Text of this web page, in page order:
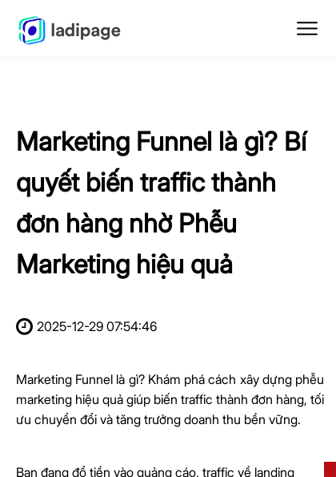
Marketing Funnel là gì? Bí
quyết biến traffic thành
đơn hàng nhờ Phễu
Marketing hiệu quả
2025-12-29 07:54:46
Marketing Funnel là gì? Khám phá cách xây dựng phễu
marketing hiệu quả giúp biến traffic thành đơn hàng, tối
ưu chuyển đổi và tăng trưởng doanh thu bền vững.
Bạn đang đổ tiền vào quảng cáo, traffic về landing